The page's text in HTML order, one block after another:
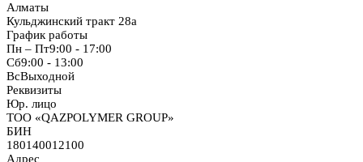
Алматы
Кульджинский тракт 28а
График работы
Пн – Пт9:00 - 17:00
Сб9:00 - 13:00
ВсВыходной
Реквизиты
Юр. лицо
ТОО «QAZPOLYMER GROUP»
БИН
180140012100
Адрес